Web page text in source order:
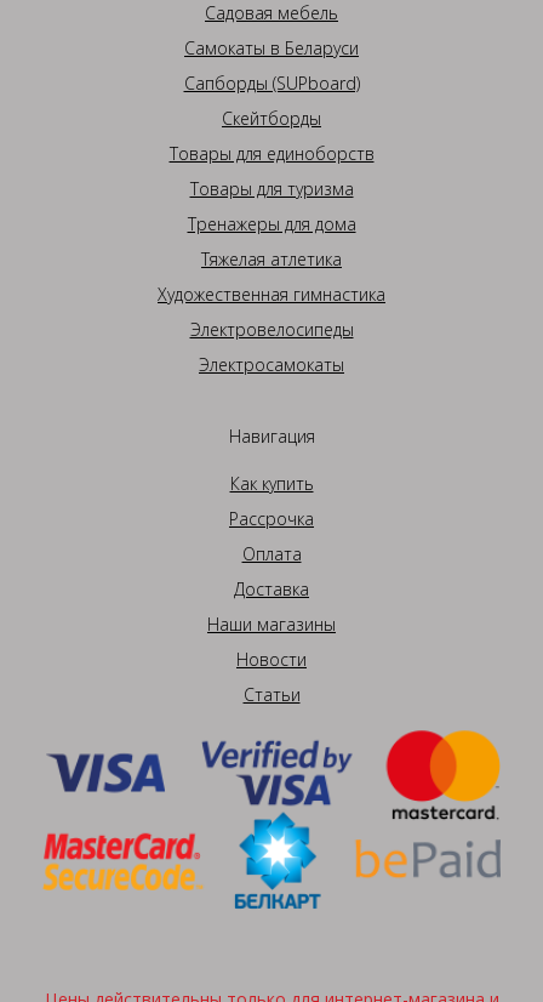
Садовая мебель
Самокаты в Беларуси
Сапборды (SUPboard)
Скейтборды
Товары для единоборств
Товары для туризма
Тренажеры для дома
Тяжелая атлетика
Художественная гимнастика
Электровелосипеды
Электросамокаты
Навигация
Как купить
Рассрочка
Оплата
Доставка
Наши магазины
Новости
Статьи